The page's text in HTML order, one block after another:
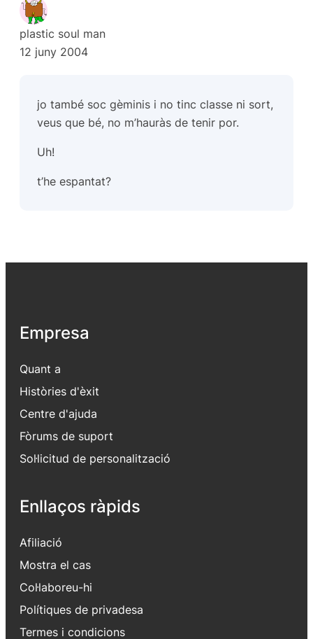
plastic soul man
12 juny 2004
jo també soc gèminis i no tinc classe ni sort,
veus que bé, no m’hauràs de tenir por.
Uh!
t’he espantat?
Empresa
Quant a
Històries d'èxit
Centre d'ajuda
Fòrums de suport
Sol·licitud de personalització
Enllaços ràpids
Afiliació
Mostra el cas
Col·laboreu-hi
Polítiques de privadesa
Termes i condicions